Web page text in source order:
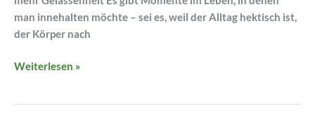
man innehalten möchte – sei es, weil der Alltag hektisch ist,
der Körper nach
für
mehr
Raum
Gelassenheit
Weiterlesen »